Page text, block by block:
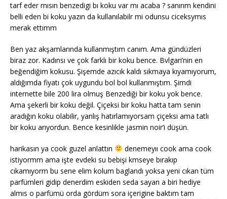
tarf eder mısın benzedigi bı koku var mı acaba ? sanırım kendini
belli eden bi koku yazın da kullanılabilr mi odunsu ciceksymıs
merak ettımm
Ben yaz akşamlarında kullanmıştım canım. Ama gündüzleri
biraz zor. Kadınsı ve çok farklı bir koku bence. Bvlgari’nin en
beğendiğim kokusu. Şişemde azıcık kaldı sıkmaya kıyamıyorum,
aldığımda fiyatı çok uygundu bol bol kullanmıştım. Şimdi
internette bile 200 lira olmuş Benzediği bir koku yok bence.
Ama şekerli bir koku değil. Çiçeksi bir koku hatta tam senin
aradığın koku olabilir, yanlış hatırlamıyorsam çiçeksi ama tatlı
bir koku arıyordun. Bence kesinlikle jasmin noir’i düşün.
harikasın ya cook guzel anlattın
denemeyıı cook ama cook
istiyormm ama işte evdeki su bebişi kmseye bırakıp
cıkamıyorm bu sene elim kolum baglandı yoksa yeni cıkan tüm
parfümleri gidip denerdim eskiden seda sayan a biri hediye
almıs o parfümü orda gördüm sora içerigine baktım tam